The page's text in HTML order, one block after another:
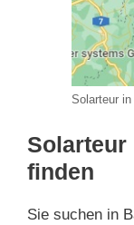
Solarteur
Solarteur
finden
Sie suchen in